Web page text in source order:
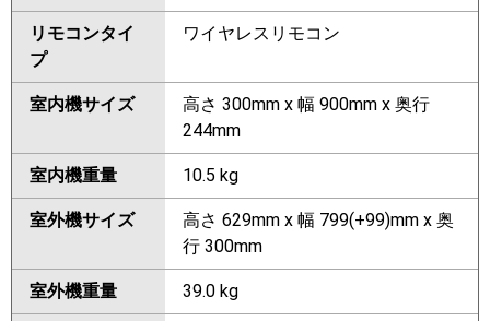
リモコンタイ
プ
ワイヤレスリモコン
室内機サイズ
高さ 300mm x 幅 900mm x 奥行
244mm
室内機重量 10.5 kg
室外機サイズ
高さ 629mm x 幅 799(+99)mm x 奥
行 300mm
室外機重量 39.0 kg